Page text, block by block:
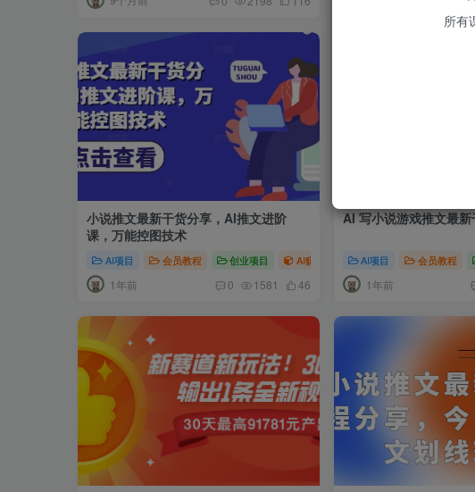
小说推文最新干货分享，AI推文进阶
课，万能控图技术
AI项目 会员教程 创业项目 AI赚钱法则 新媒体项目 网赚
1年前 0 1581 46
AI 写小说游戏推文最新
AI项目 会员教程
1年前
所有